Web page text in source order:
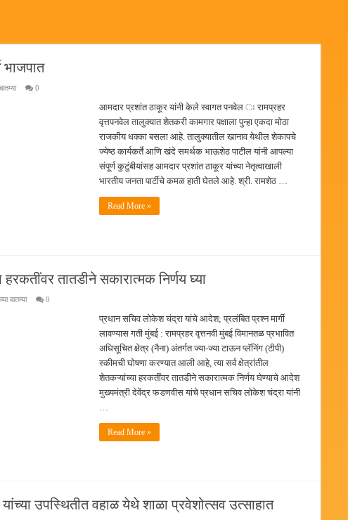
भाजपात
0
आमदार प्रशांत ठाकूर यांनी केले स्वागत पनवेल ः रामप्रहर
वृत्तपनवेल तालुक्यात शेतकरी कामगार पक्षाला पुन्हा एकदा मोठा
राजकीय धक्का बसला आहे. तालुक्यातील खानाव येथील शेकापचे
ज्येष्ठ कार्यकर्ते आणि खंदे समर्थक भाऊशेठ पाटील यांनी आपल्या
संपूर्ण कुटुंबीयांसह आमदार प्रशांत ठाकूर यांच्या नेतृत्वाखाली
भारतीय जनता पार्टीचे कमळ हाती घेतले आहे. श्री. रामशेठ …
Read More »
हरकतींवर तातडीने सकारात्मक निर्णय घ्या
बातम्या 0
प्रधान सचिव लोकेश चंद्रा यांचे आदेश; प्रलंबित प्रश्न मार्गी
लावण्यास गती मुंबई : रामप्रहर वृत्तनवी मुंबई विमानतळ प्रभावित
अधिसूचित क्षेत्र (नैना) अंतर्गत ज्या-ज्या टाऊन प्लॅनिंग (टीपी)
स्कीमची घोषणा करण्यात आली आहे, त्या सर्व क्षेत्रांतील
शेतकऱ्यांच्या हरकतींवर तातडीने सकारात्मक निर्णय घेण्याचे आदेश
मुख्यमंत्री देवेंद्र फडणवीस यांचे प्रधान सचिव लोकेश चंद्रा यांनी
…
Read More »
उपस्थितीत वहाळ येथे शाळा प्रवेशोत्सव उत्साहात